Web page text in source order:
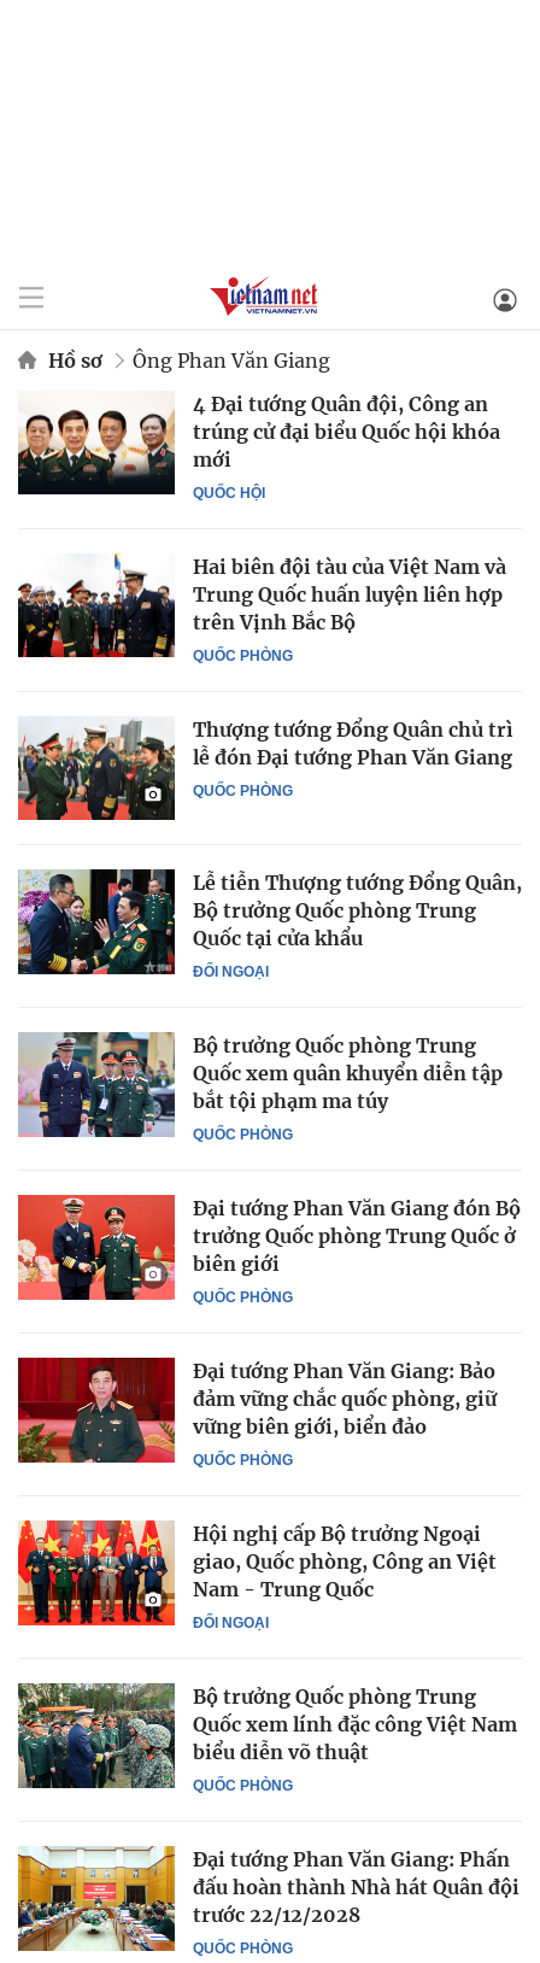
Hồ sơ Ông Phan Văn Giang
QUỐC HỘI
4 Đại tướng Quân đội, Công an
trúng cử đại biểu Quốc hội khóa
mới
QUỐC PHÒNG
Hai biên đội tàu của Việt Nam và
Trung Quốc huấn luyện liên hợp
trên Vịnh Bắc Bộ
QUỐC PHÒNG
Thượng tướng Đổng Quân chủ trì
lễ đón Đại tướng Phan Văn Giang
ĐỐI NGOẠI
Lễ tiễn Thượng tướng Đổng Quân,
Bộ trưởng Quốc phòng Trung
Quốc tại cửa khẩu
QUỐC PHÒNG
Bộ trưởng Quốc phòng Trung
Quốc xem quân khuyển diễn tập
bắt tội phạm ma túy
QUỐC PHÒNG
Đại tướng Phan Văn Giang đón Bộ
trưởng Quốc phòng Trung Quốc ở
biên giới
QUỐC PHÒNG
Đại tướng Phan Văn Giang: Bảo
đảm vững chắc quốc phòng, giữ
vững biên giới, biển đảo
ĐỐI NGOẠI
Hội nghị cấp Bộ trưởng Ngoại
giao, Quốc phòng, Công an Việt
Nam - Trung Quốc
QUỐC PHÒNG
Bộ trưởng Quốc phòng Trung
Quốc xem lính đặc công Việt Nam
biểu diễn võ thuật
QUỐC PHÒNG
Đại tướng Phan Văn Giang: Phấn
đấu hoàn thành Nhà hát Quân đội
trước 22/12/2028